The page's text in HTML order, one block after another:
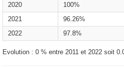
2020
100%
2021
96.26%
2022
97.8%
Evolution : 0 % entre 2011 et 2022 soit